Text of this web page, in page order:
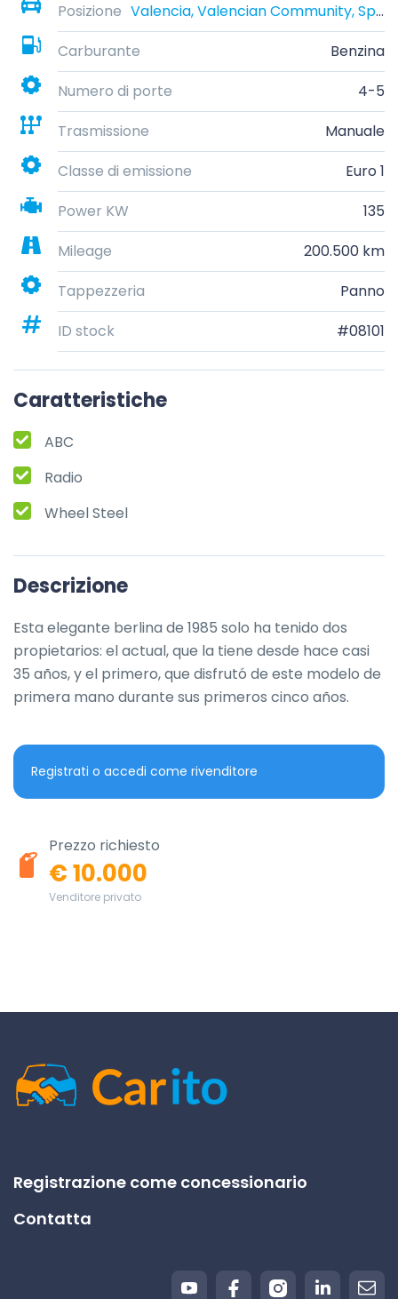
Posizione
Valencia, Valencian Community, Spain
Carburante
Benzina
Numero di porte
4-5
Trasmissione
Manuale
Classe di emissione
Euro 1
Power KW
135
Mileage
200.500 km
Tappezzeria
Panno
ID stock
#08101
Caratteristiche
ABC
Radio
Wheel Steel
Descrizione
Esta elegante berlina de 1985 solo ha tenido dos
propietarios: el actual, que la tiene desde hace casi
35 años, y el primero, que disfrutó de este modelo de
primera mano durante sus primeros cinco años.
Registrati o accedi come rivenditore
Prezzo richiesto
€ 10.000
Venditore privato
Registrazione come concessionario
Contatta